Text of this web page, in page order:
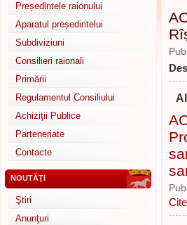
Președintele raionului
Aparatul președintelui
Subdiviziuni
Consilieri raionali
Primării
Regulamentul Consiliului
Achiziţii Publice
Parteneriate
Contacte
NOUTĂŢI
Ştiri
Anunţuri